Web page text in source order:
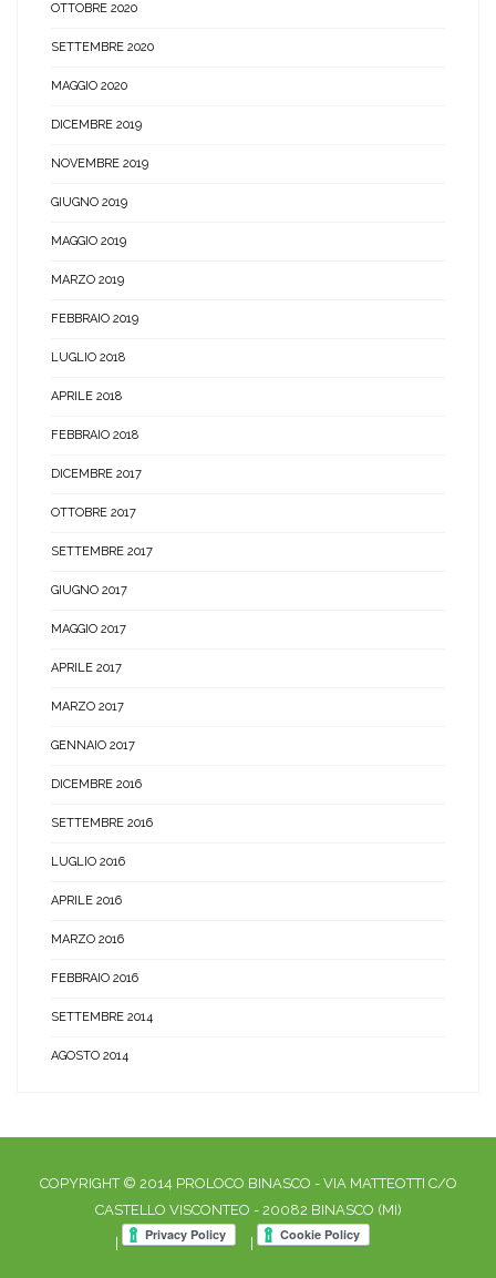
OTTOBRE 2020
SETTEMBRE 2020
MAGGIO 2020
DICEMBRE 2019
NOVEMBRE 2019
GIUGNO 2019
MAGGIO 2019
MARZO 2019
FEBBRAIO 2019
LUGLIO 2018
APRILE 2018
FEBBRAIO 2018
DICEMBRE 2017
OTTOBRE 2017
SETTEMBRE 2017
GIUGNO 2017
MAGGIO 2017
APRILE 2017
MARZO 2017
GENNAIO 2017
DICEMBRE 2016
SETTEMBRE 2016
LUGLIO 2016
APRILE 2016
MARZO 2016
FEBBRAIO 2016
SETTEMBRE 2014
AGOSTO 2014
COPYRIGHT © 2014 PROLOCO BINASCO - VIA MATTEOTTI C/O
CASTELLO VISCONTEO - 20082 BINASCO (MI)